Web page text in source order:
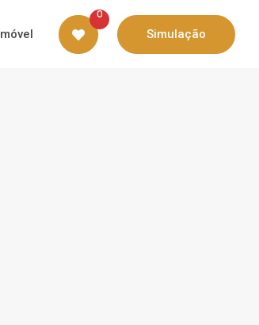
0
Simulação